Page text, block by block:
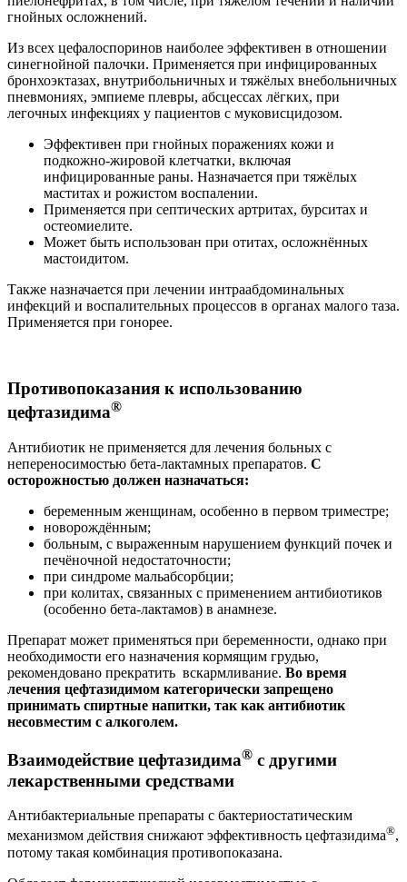
гнойных осложнений.
Из всех цефалоспоринов наиболее эффективен в отношении
синегнойной палочки. Применяется при инфицированных
бронхоэктазах, внутрибольничных и тяжёлых внебольничных
пневмониях, эмпиеме плевры, абсцессах лёгких, при
легочных инфекциях у пациентов с муковисцидозом.
Эффективен при гнойных поражениях кожи и
подкожно-жировой клетчатки, включая
инфицированные раны. Назначается при тяжёлых
маститах и рожистом воспалении.
Применяется при септических артритах, бурситах и
остеомиелите.
Может быть использован при отитах, осложнённых
мастоидитом.
Также назначается при лечении интраабдоминальных
инфекций и воспалительных процессов в органах малого таза.
Применяется при гонорее.
Противопоказания к использованию
цефтазидима®
Антибиотик не применяется для лечения больных с
непереносимостью бета-лактамных препаратов. С
осторожностью должен назначаться:
беременным женщинам, особенно в первом триместре;
новорождённым;
больным, с выраженным нарушением функций почек и
печёночной недостаточности;
при синдроме мальабсорбции;
при колитах, связанных с применением антибиотиков
(особенно бета-лактамов) в анамнезе.
Препарат может применяться при беременности, однако при
необходимости его назначения кормящим грудью,
рекомендовано прекратить вскармливание. Во время
лечения цефтазидимом категорически запрещено
принимать спиртные напитки, так как антибиотик
несовместим с алкоголем.
Взаимодействие цефтазидима® с другими
лекарственными средствами
Антибактериальные препараты с бактериостатическим
механизмом действия снижают эффективность цефтазидима®,
потому такая комбинация противопоказана.